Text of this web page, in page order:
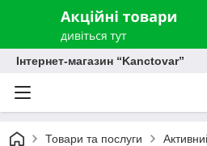
Інтернет-магазин “Kanctovar”
Товари та послуги